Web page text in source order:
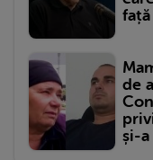
de
și-